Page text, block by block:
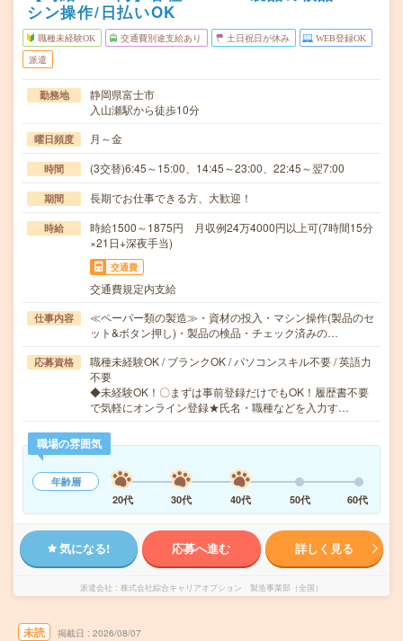
シン操作/日払いOK
職種未経験OK 交通費別途支給あり 土日祝日が休み WEB登録OK
派遣
勤務地
静岡県富士市
入山瀬駅から徒歩10分
曜日頻度 月～金
時間 (3交替)6:45～15:00、14:45～23:00、22:45～翌7:00
期間 長期でお仕事できる方、大歓迎！
時給
時給1500～1875円 月収例24万4000円以上可(7時間15分
×21日+深夜手当)
交通費
交通費規定内支給
仕事内容
≪ペーパー類の製造≫・資材の投入・マシン操作(製品のセ
ット&ボタン押し)・製品の検品・チェック済みの…
応募資格
職種未経験OK / ブランクOK / パソコンスキル不要 / 英語力
不要
◆未経験OK！〇まずは事前登録だけでもOK！履歴書不要
で気軽にオンライン登録★氏名・職種などを入力す…
職場の雰囲気
年齢層
20代
30代 40代 50代 60代
気になる! 応募へ進む 詳しく見る
派遣会社 株式会社綜合キャリアオプション 製造事業部（全国）
未読 掲載日 2026/08/07